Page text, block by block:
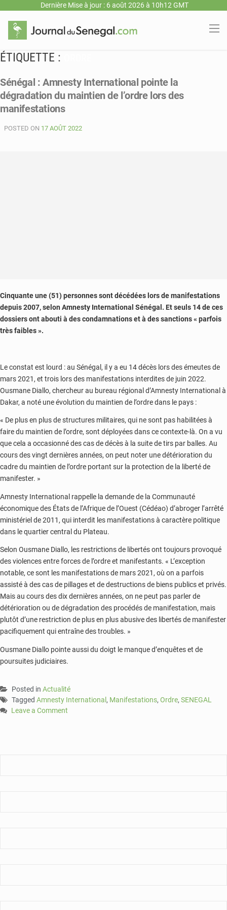
Dernière Mise à jour : 6 août 2026 à 10h12 GMT
ÉTIQUETTE :
Sénégal : Amnesty International pointe la
dégradation du maintien de l’ordre lors des
manifestations
POSTED ON 17 AOÛT 2022
Cinquante une (51) personnes sont décédées lors de manifestations
depuis 2007, selon Amnesty International Sénégal. Et seuls 14 de ces
dossiers ont abouti à des condamnations et à des sanctions « parfois
très faibles ».
Le constat est lourd : au Sénégal, il y a eu 14 décès lors des émeutes de
mars 2021, et trois lors des manifestations interdites de juin 2022.
Ousmane Diallo, chercheur au bureau régional d’Amnesty International à
Dakar, a noté une évolution du maintien de l’ordre dans le pays :
« De plus en plus de structures militaires, qui ne sont pas habilitées à
faire du maintien de l’ordre, sont déployées dans ce contexte-là. On a vu
que cela a occasionné des cas de décès à la suite de tirs par balles. Au
cours des vingt dernières années, on peut noter une détérioration du
cadre du maintien de l’ordre portant sur la protection de la liberté de
manifester. »
Amnesty International rappelle la demande de la Communauté
économique des États de l’Afrique de l’Ouest (Cédéao) d’abroger l’arrêté
ministériel de 2011, qui interdit les manifestations à caractère politique
dans le quartier central du Plateau.
Selon Ousmane Diallo, les restrictions de libertés ont toujours provoqué
des violences entre forces de l’ordre et manifestants. « L’exception
notable, ce sont les manifestations de mars 2021, où on a parfois
assisté à des cas de pillages et de destructions de biens publics et privés.
Mais au cours des dix dernières années, on ne peut pas parler de
détérioration ou de dégradation des procédés de manifestation, mais
plutôt d’une restriction de plus en plus abusive des libertés de manifester
pacifiquement qui entraîne des troubles. »
Ousmane Diallo pointe aussi du doigt le manque d’enquêtes et de
poursuites judiciaires.
Posted in Actualité
Tagged Amnesty International, Manifestations, Ordre, SENEGAL
Leave a Comment